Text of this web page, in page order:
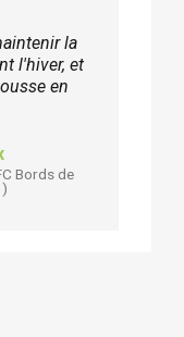
la
l'hiver, et
en
Bords de